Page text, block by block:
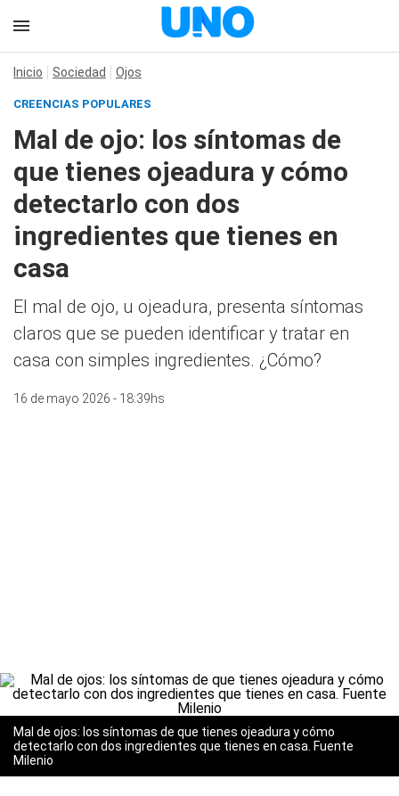
Inicio Sociedad Ojos
CREENCIAS POPULARES
Mal de ojo: los síntomas de
que tienes ojeadura y cómo
detectarlo con dos
ingredientes que tienes en
casa
El mal de ojo, u ojeadura, presenta síntomas
claros que se pueden identificar y tratar en
casa con simples ingredientes. ¿Cómo?
16 de mayo 2026 - 18:39hs
Mal de ojos: los síntomas de que tienes ojeadura y cómo
detectarlo con dos ingredientes que tienes en casa. Fuente
Milenio